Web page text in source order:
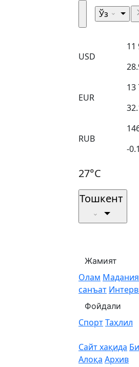
Ўз
USD
11
EUR
13
RUB
-
27°C
Тошкент
Жамият
Олам
санъат
Фойдали
СпортТаҳлил
Сайт хақида
Алоқа Архив